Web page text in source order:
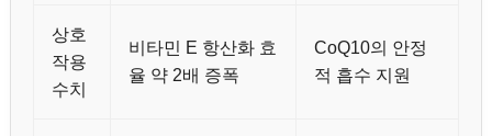
상호
작용
수치
비타민 E 항산화 효
율 약 2배 증폭
CoQ10의 안정
적 흡수 지원